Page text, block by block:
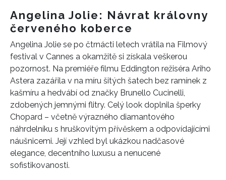
Angelina Jolie: Návrat královny
červeného koberce
Angelina Jolie se po čtrnácti letech vrátila na Filmový
festival v Cannes a okamžitě si získala veškerou
pozornost. Na premiéře filmu Eddington režiséra Ariho
Astera zazářila v na míru šitých šatech bez ramínek z
kašmíru a hedvábí od značky Brunello Cucinelli,
zdobených jemnými flitry. Celý look doplnila šperky
Chopard – včetně výrazného diamantového
náhrdelníku s hruškovitým přívěskem a odpovídajícími
náušnicemi. Její vzhled byl ukázkou nadčasové
elegance, decentního luxusu a nenucené
sofistikovanosti.